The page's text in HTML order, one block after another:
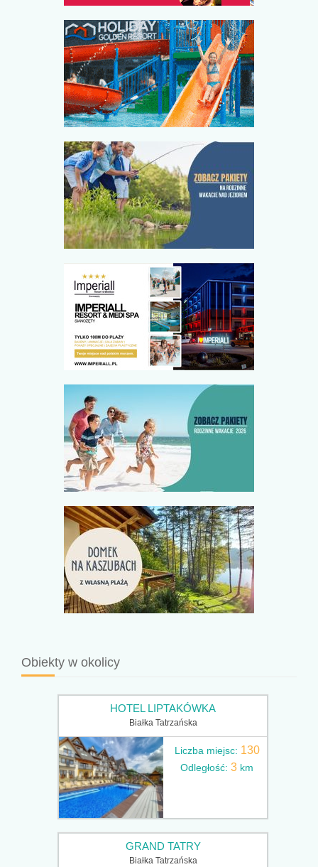
Obiekty w okolicy
HOTEL LIPTAKÓWKA
Białka Tatrzańska
Liczba miejsc: 130
Odległość:3 km
GRAND TATRY
Białka Tatrzańska